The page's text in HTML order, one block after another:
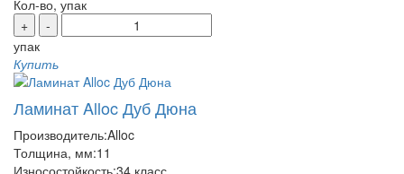
Кол-во, упак
+
-
упак
Купить
Ламинат Alloc Дуб Дюна
Производитель:Alloc
Толщина, мм:11
Износостойкость:34 класс